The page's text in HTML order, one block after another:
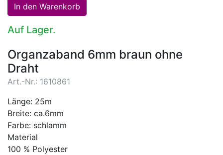
Auf Lager.
Organzaband 6mm braun ohne
Draht
Art.-Nr.: 1610861
Länge: 25m
Breite: ca.6mm
Farbe: schlamm
Material
100 % Polyester